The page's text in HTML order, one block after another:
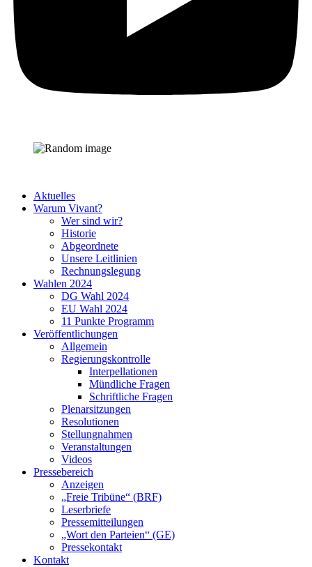
Aktuelles
Warum Vivant?
Wer sind wir?
Historie
Abgeordnete
Unsere Leitlinien
Rechnungslegung
Wahlen 2024
DG Wahl 2024
EU Wahl 2024
11 Punkte Programm
Veröffentlichungen
Allgemein
Regierungskontrolle
Interpellationen
Mündliche Fragen
Schriftliche Fragen
Plenarsitzungen
Resolutionen
Stellungnahmen
Veranstaltungen
Videos
Pressebereich
Anzeigen
„Freie Tribüne“ (BRF)
Leserbriefe
Pressemitteilungen
„Wort den Parteien“ (GE)
Pressekontakt
Kontakt